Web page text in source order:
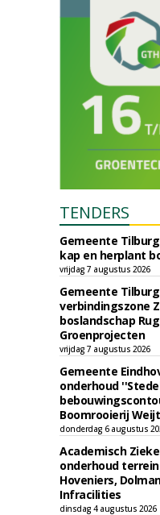
TENDERS
Gemeente
kap en herplant
vrijdag 7 augustus 2026
Gemeente
verbindingszone
boslandschap
Groenprojecten
vrijdag 7 augustus 2026
Gemeente
onderhoud
Boomrooierij
donderdag 6 augustus
Academisch
onderhoud
Hoveniers,
Infracilities
dinsdag 4 augustus 2026